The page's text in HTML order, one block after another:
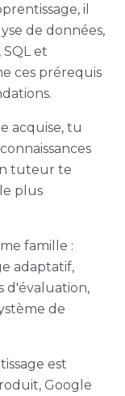
il
de données,
et
ces prérequis
acquise, tu
tuteur te
plus
famille :
adaptatif,
d'évaluation,
de
est
Google